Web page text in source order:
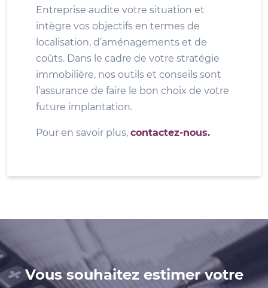
Entreprise audite votre situation et
intègre vos objectifs en termes de
localisation, d’aménagements et de
coûts. Dans le cadre de votre stratégie
immobilière, nos outils et conseils sont
l’assurance de faire le bon choix de votre
future implantation.
Pour en savoir plus, contactez-nous.
Vous souhaitez estimer votre